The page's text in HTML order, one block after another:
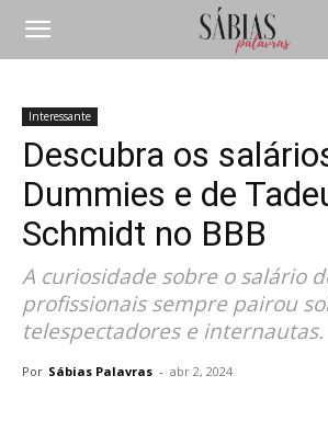
Interessante
Descubra os
Dummies e de
Schmidt no BBB
A curiosidade sobre o salário
profissionais sempre pairou
telespectadores e internautas.
Por Sábias Palavras - abr 2, 2024